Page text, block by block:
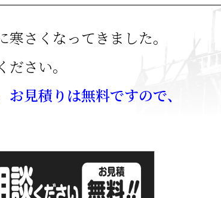
さくなってきました。
さい。
見積りは無料ですので、